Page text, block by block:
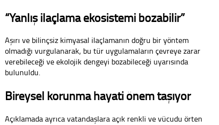
“Yanlış ilaçlama ekosistemi bozabilir”
Aşırı ve bilinçsiz kimyasal ilaçlamanın doğru bir yöntem
olmadığı vurgulanarak, bu tür uygulamaların çevreye zarar
verebileceği ve ekolojik dengeyi bozabileceği uyarısında
bulunuldu.
Bireysel korunma hayati önem taşıyor
Açıklamada ayrıca vatandaşlara açık renkli ve vücudu örten